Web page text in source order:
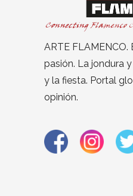
ARTE
pasión. La jondura
y la fiesta. Portal
opinión.